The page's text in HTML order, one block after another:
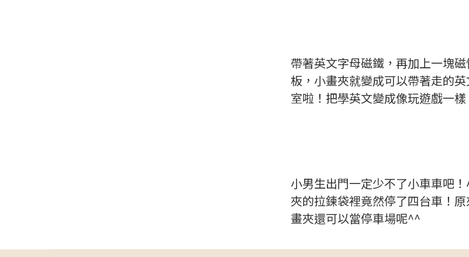
帶著英文字母磁鐵，再加上一塊磁
板，小畫夾就變成可以帶著走的英
室啦！把學英文變成像玩遊戲一樣
小男生出門一定少不了小車車吧
夾的拉鍊袋裡竟然停了四台車！
畫夾還可以當停車場呢^^